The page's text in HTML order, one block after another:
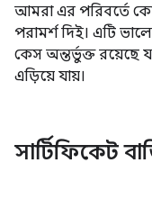
আমরা এর পরিবর্তে
পরামর্শ দিই। এটি
কেস অন্তর্ভুক্ত রয়েছে
এড়িয়ে যায়।
সার্টিফিকেট